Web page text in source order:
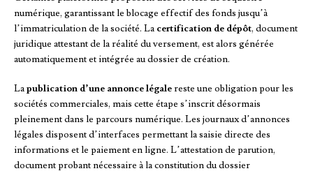
numérique, garantissant le blocage effectif des fonds jusqu’à
l’immatriculation de la société. La certification de dépôt, document
juridique attestant de la réalité du versement, est alors générée
automatiquement et intégrée au dossier de création.
Lapublication d’une annonce légalereste une obligation pour les
sociétés commerciales, mais cette étape s’inscrit désormais
pleinement dans le parcours numérique. Les journaux d’annonces
légales disposent d’interfaces permettant la saisie directe des
informations et le paiement en ligne. L’attestation de parution,
document probant nécessaire à la constitution du dossier